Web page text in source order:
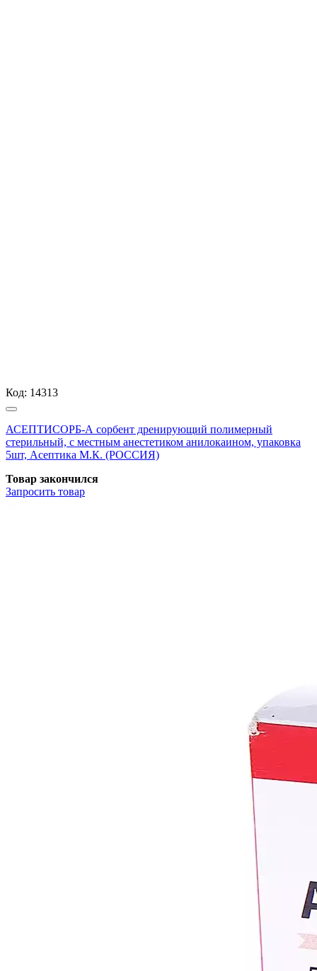
Код: 14313
АСЕПТИСОРБ-А сорбент дренирующий полимерный
стерильный, с местным анестетиком анилокаином, упаковка
5шт, Асептика М.К. (РОССИЯ)
Товар закончился
Запросить товар